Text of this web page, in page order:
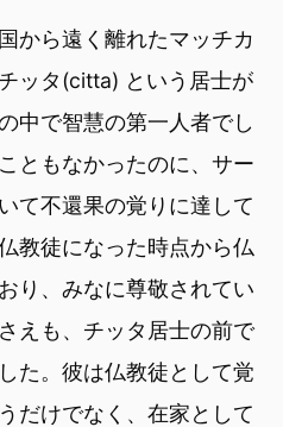
から遠く離れたマッチカ
ッタ(citta) という居士が
中で智慧の第一人者でし
ともなかったのに、サー
て不還果の覚りに達して
教徒になった時点から仏
り、みなに尊敬されてい
えも、チッタ居士の前で
た。彼は仏教徒として覚
だけでなく、在家として